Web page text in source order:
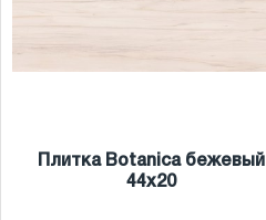
Плитка Botanica бежевый
44x20